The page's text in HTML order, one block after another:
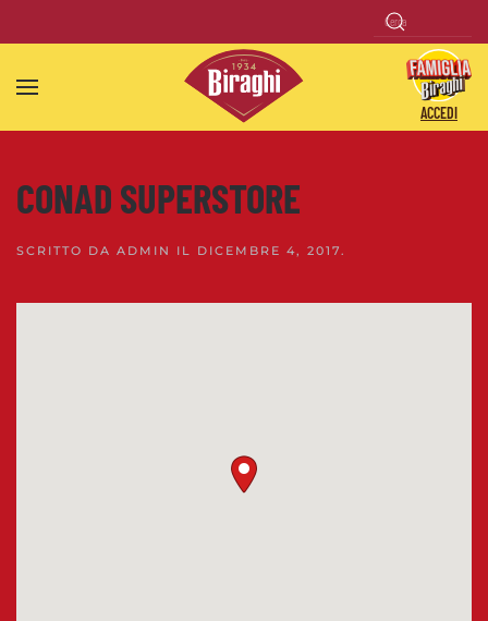
Skip to main content
ACCEDI
CONAD SUPERSTORE
SCRITTO DA ADMIN IL DICEMBRE 4, 2017.